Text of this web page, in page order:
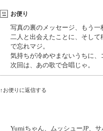
お便り
写真の裏のメッセージ、もう
二人と出会えたことに、そし
で忘れマジ。
気持ちが冷めやまないうちに、
次回は、あの歌で合唱じゃ。
↑お便りに返信する
Yumiちゃん、ムッシューJP、サ